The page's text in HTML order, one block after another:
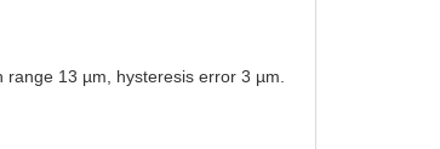
13 µm, hysteresis error 3 µm.